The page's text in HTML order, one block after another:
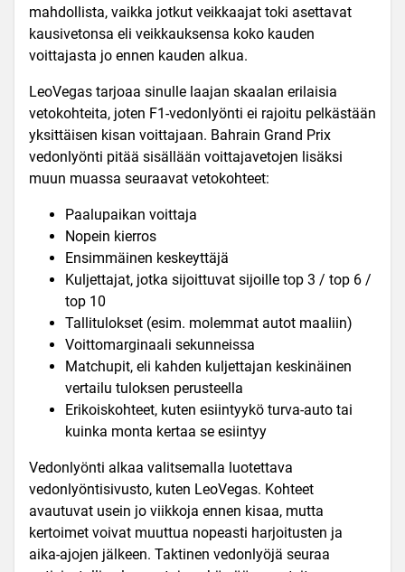
mahdollista, vaikka jotkut veikkaajat toki asettavat
kausivetonsa eli veikkauksensa koko kauden
voittajasta jo ennen kauden alkua.
LeoVegas tarjoaa sinulle laajan skaalan erilaisia
vetokohteita, joten F1-vedonlyönti ei rajoitu pelkästään
yksittäisen kisan voittajaan. Bahrain Grand Prix
vedonlyönti pitää sisällään voittajavetojen lisäksi
muun muassa seuraavat vetokohteet:
Paalupaikan voittaja
Nopein kierros
Ensimmäinen keskeyttäjä
Kuljettajat, jotka sijoittuvat sijoille top 3 / top 6 /
top 10
Tallitulokset (esim. molemmat autot maaliin)
Voittomarginaali sekunneissa
Matchupit, eli kahden kuljettajan keskinäinen
vertailu tuloksen perusteella
Erikoiskohteet, kuten esiintyykö turva-auto tai
kuinka monta kertaa se esiintyy
Vedonlyönti alkaa valitsemalla luotettava
vedonlyöntisivusto, kuten LeoVegas. Kohteet
avautuvat usein jo viikkoja ennen kisaa, mutta
kertoimet voivat muuttua nopeasti harjoitusten ja
aika-ajojen jälkeen. Taktinen vedonlyöjä seuraa